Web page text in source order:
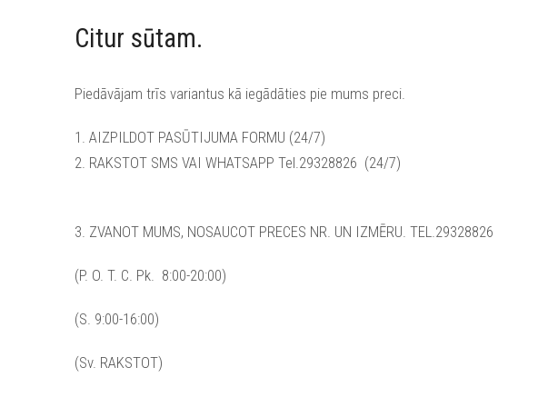
Citur sūtam.
Piedāvājam trīs variantus kā iegādāties pie mums preci.
1. AIZPILDOT PASŪTIJUMA FORMU (24/7)
2. RAKSTOT SMS VAI WHATSAPP Tel.29328826 (24/7)
3. ZVANOT MUMS, NOSAUCOT PRECES NR. UN IZMĒRU. TEL.29328826
(P. O. T. C. Pk. 8:00-20:00)
(S. 9:00-16:00)
(Sv. RAKSTOT)